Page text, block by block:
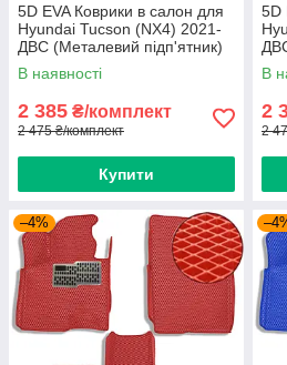
5D EVA Коврики в салон для
Hyundai Tucson (NX4) 2021-
ДВС (Металевий підп'ятник)
Бежевый-Бежевий кант 5 шт
В наявності
2 385 ₴/комплект
2 475 ₴/комплект
Купити
5D
В
2
2
–4%